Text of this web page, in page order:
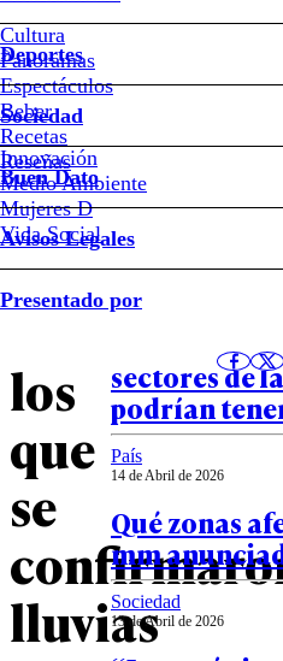
Cultura
Panoramas
Espectáculos
Beber
Recetas
Reseñas
Deportes
Sociedad
Innovación
Medio Ambiente
Mujeres D
Vida Social
Buen Dato
Avisos Legales
Presentado por
sectores
de
la
Región
en
los
que
se
lluvias
Notas
16 de Abril de 2026
Vuelve la
sectores de
podrían
País
14 de Abril de 2026
Qué zonas
mm
Sociedad
13 de Abril de 2026